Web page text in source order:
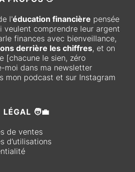
l'éducation financière pensée
veulent comprendre leur argent
finances avec bienveillance,
derrière les chiffres, et on
[chacune le sien, zéro
moi dans ma newsletter
mon podcast et sur Instagram
LÉGAL 🧑‍💼
de ventes
d’utilisations